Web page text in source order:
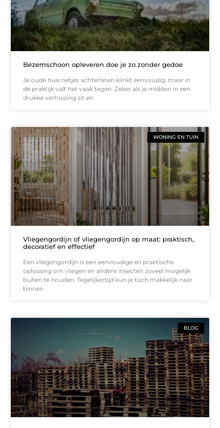
Bezemschoon opleveren doe je zo zonder gedoe
Je oude huis netjes achterlaten klinkt eenvoudig, maar in
de praktijk valt het vaak tegen. Zeker als je midden in een
drukke verhuizing zit en
WONING EN TUIN
Vliegengordijn of vliegengordijn op maat: praktisch,
decoratief en effectief
Een vliegengordijn is een eenvoudige en praktische
oplossing om vliegen en andere insecten zoveel mogelijk
buiten te houden. Tegelijkertijd kun je toch makkelijk naar
binnen
BLOG